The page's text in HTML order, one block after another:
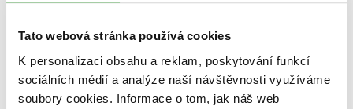
Tato webová stránka používá cookies
K personalizaci obsahu a reklam, poskytování funkcí
sociálních médií a analýze naší návštěvnosti využíváme
soubory cookies. Informace o tom, jak náš web